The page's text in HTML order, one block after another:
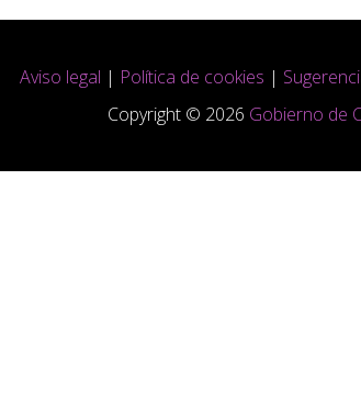
Aviso legal | Política de cookies |
Copyright © 2026 Gobierno de